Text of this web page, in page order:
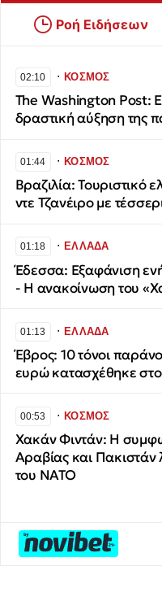
Ροή Ειδήσεων
02:10 ∙ΚΟΣΜΟΣ
The Washington Post:
δραστική αύξηση της
01:44 ∙ΚΟΣΜΟΣ
Βραζιλία: Τουριστικό
ντε Τζανέιρο με
01:18 ∙ΕΛΛΑΔΑ
Έδεσσα: Εξαφάνιση
- Η ανακοίνωση του
01:13 ∙ΕΛΛΑΔΑ
Έβρος: 10 τόνοι
ευρώ κατασχέθηκε
00:53 ∙ΚΟΣΜΟΣ
Χακάν Φιντάν: Η
Αραβίας και Πακιστάν
του ΝΑΤΟ